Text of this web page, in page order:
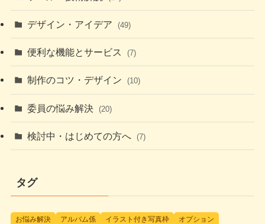
デザイン・アイデア (49)
便利な機能とサービス (7)
制作のコツ・デザイン (10)
委員の悩み解決 (20)
検討中・はじめての方へ (7)
タグ
お悩み解決 アルバム係 イラスト付き写真枠
オプション